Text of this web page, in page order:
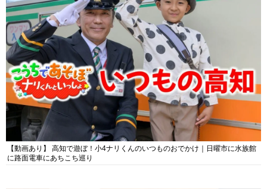
【動画あり】 高知で遊ぼ！小4ナリくんのいつものおでかけ｜日曜市に水族館
に路面電車にあちこち巡り